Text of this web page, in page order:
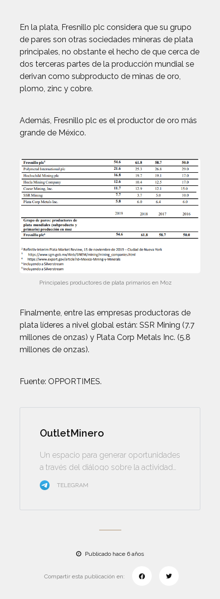
En la plata, Fresnillo plc considera que su grupo
de pares son otras sociedades mineras de plata
principales, no obstante el hecho de que cerca de
dos terceras partes de la producción mundial se
derivan como subproducto de minas de oro,
plomo, zinc y cobre.
Además, Fresnillo plc es el productor de oro más
grande de México.
Principales productores de plata primarios en Moz
Finalmente, entre las empresas productoras de
plata líderes a nivel global están: SSR Mining (7.7
millones de onzas) y Plata Corp Metals Inc. (5.8
millones de onzas).
Fuente: OPPORTIMES.
OutletMinero
Un espacio para generar oportunidades
a través del diálogo sobre la actividad
minera
TELEGRAM
Publicado hace 6 años
Compartir esta publicación en: